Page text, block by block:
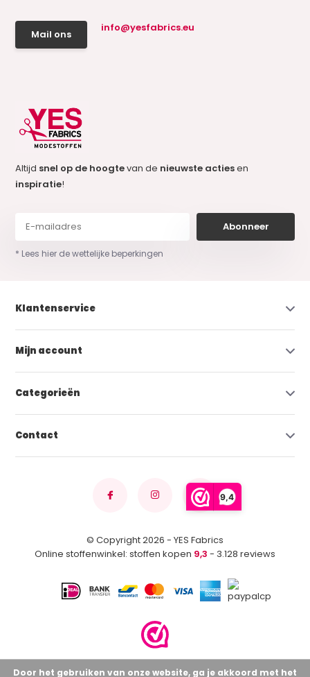
9,4
Mail ons
info@yesfabrics.eu
Altijd snel op de hoogtevan de nieuwste actiesen
inspiratie!
Abonneer
* Lees hier de wettelijke beperkingen
Klantenservice
Mijn account
Categorieën
Contact
© Copyright 2026 - YES Fabrics
Online stoffenwinkel: stoffen kopen 9,3 - 3.128 reviews
Door het gebruiken van onze website, ga je akkoord met het